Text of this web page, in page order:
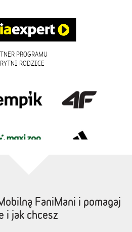
PROGRAMU
RODZICE
FaniMani i pomagaj
i jak chcesz